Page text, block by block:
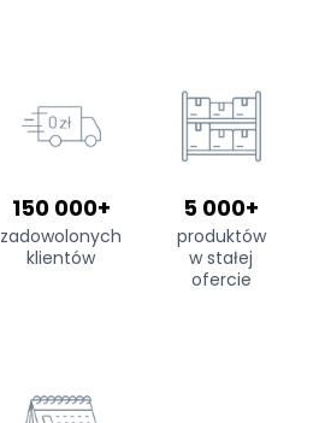
150 000+
zadowolonych
klientów
5 000+
produktów
w stałej
ofercie